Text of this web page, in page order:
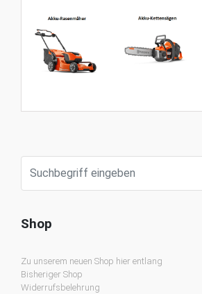
Shop
Zu unserem neuen Shop hier entlang
Bisheriger Shop
Widerrufsbelehrung